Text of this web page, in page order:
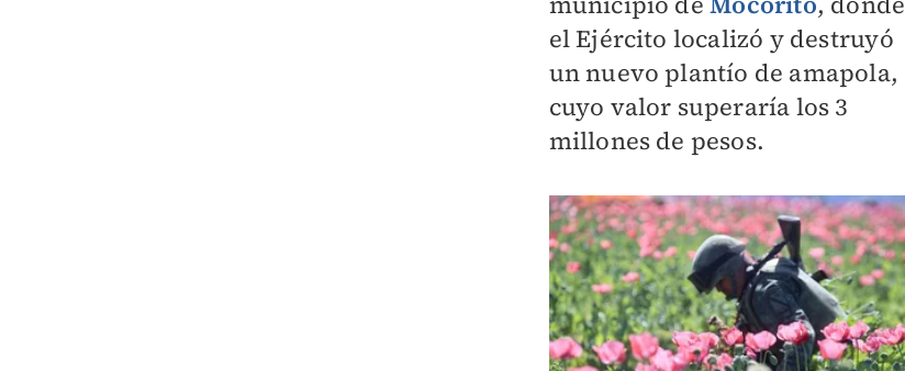
el Ejército localizó y destruyó
un nuevo plantío de amapola,
cuyo valor superaría los 3
millones de pesos.